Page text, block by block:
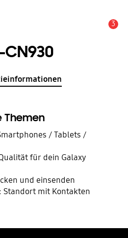
3
CN930
Themen
/ Tablets /
für dein Galaxy
und einsenden
Standort mit Kontakten